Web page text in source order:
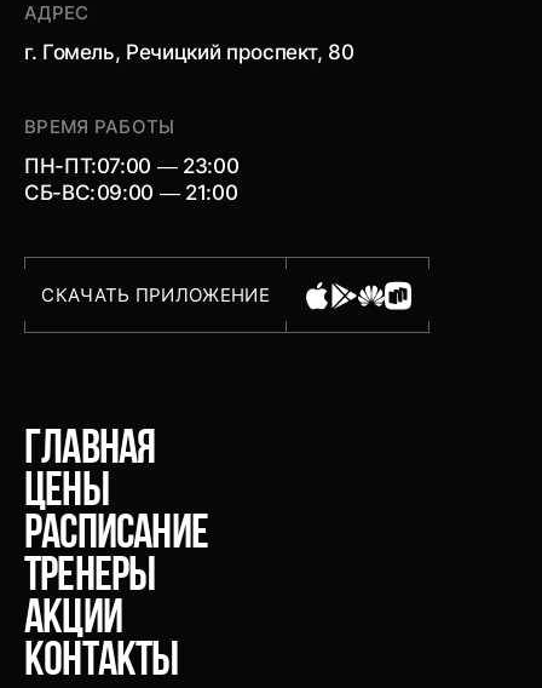
АДРЕС
г. Гомель, Речицкий проспект, 80
ВРЕМЯ РАБОТЫ
ПН-ПТ:
СБ-ВС:
07:00 — 23:00
09:00 — 21:00
СКАЧАТЬ ПРИЛОЖЕНИЕ
главная
Цены
расписание
тренеры
акции
Контакты